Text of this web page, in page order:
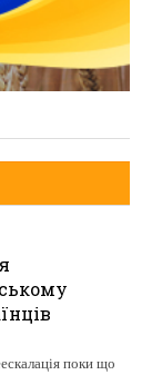
поки що